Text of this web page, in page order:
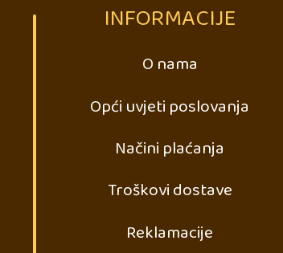
INFORMACIJE
O nama
Opći uvjeti poslovanja
Načini plaćanja
Troškovi dostave
Reklamacije